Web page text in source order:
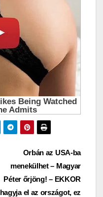
Orbán az USA-ba
menekülhet – Magyar
Péter őrjöng! – EKKOR
hagyja el az országot, ez